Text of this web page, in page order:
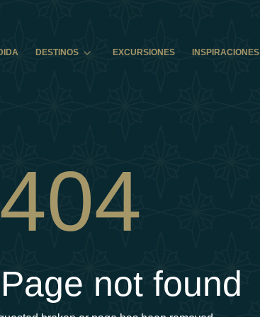
DESTINOS EXCURSIONES INSPIRACIONES
404
not found